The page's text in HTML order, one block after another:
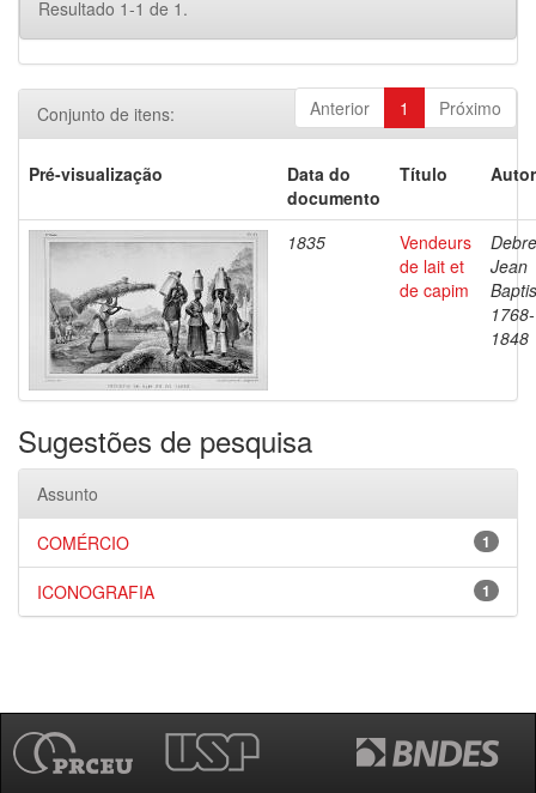
Resultado 1-1 de 1.
Anterior 1 Próximo
Conjunto de itens:
Pré-visualização
Data do
documento
Título
1835
Vendeurs
de lait et
de capim
Jean
1768-
1848
Sugestões de pesquisa
Assunto
1
COMÉRCIO
1
ICONOGRAFIA